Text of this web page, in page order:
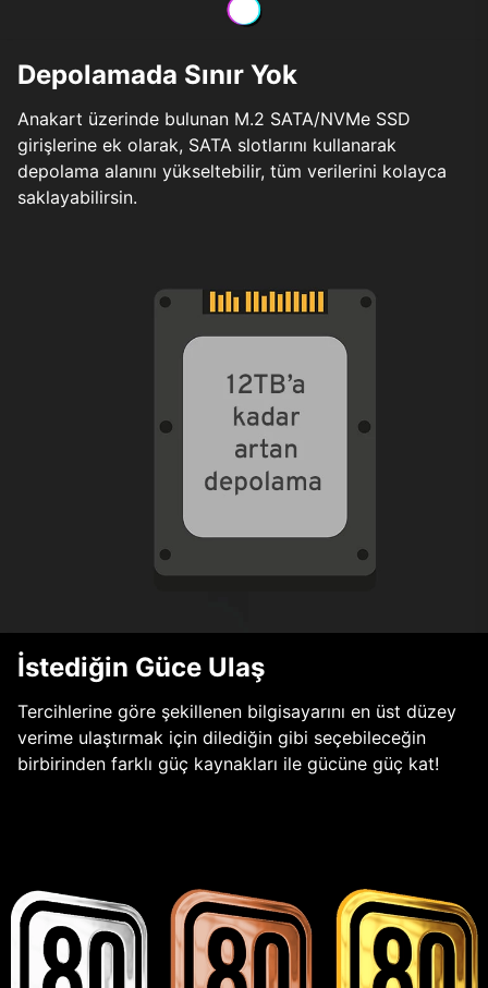
Depolamada Sınır Yok
Anakart üzerinde bulunan M.2 SATA/NVMe SSD
girişlerine ek olarak, SATA slotlarını kullanarak
depolama alanını yükseltebilir, tüm verilerini kolayca
saklayabilirsin.
İstediğin Güce Ulaş
Tercihlerine göre şekillenen bilgisayarını en üst düzey
verime ulaştırmak için dilediğin gibi seçebileceğin
birbirinden farklı güç kaynakları ile gücüne güç kat!